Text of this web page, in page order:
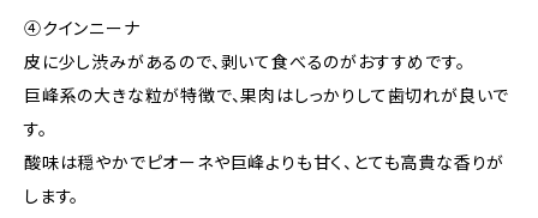
④クインニーナ
皮に少し渋みがあるので、剥いて食べるのがおすすめです。
巨峰系の大きな粒が特徴で、果肉はしっかりして歯切れが良いで
す。
酸味は穏やかでピオーネや巨峰よりも甘く、とても高貴な香りが
します。